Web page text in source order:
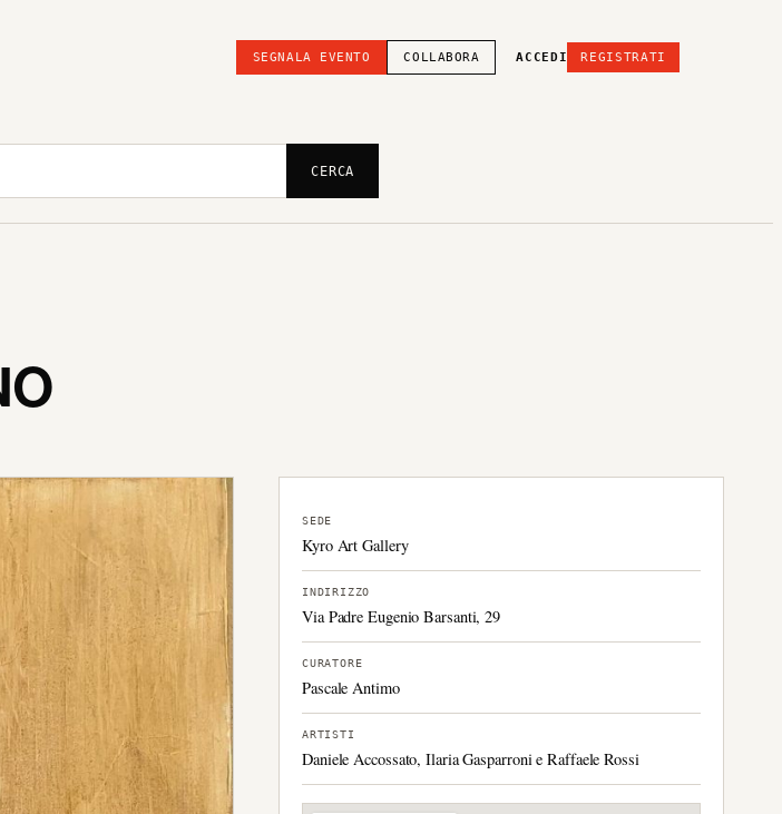
SEGNALA EVENTO COLLABORA ACCEDI REGISTRATI
CERCA
SEDE
Kyro Art Gallery
INDIRIZZO
Via Padre Eugenio Barsanti, 29
CURATORE
Pascale Antimo
ARTISTI
Daniele Accossato, Ilaria Gasparroni e Raffaele Rossi